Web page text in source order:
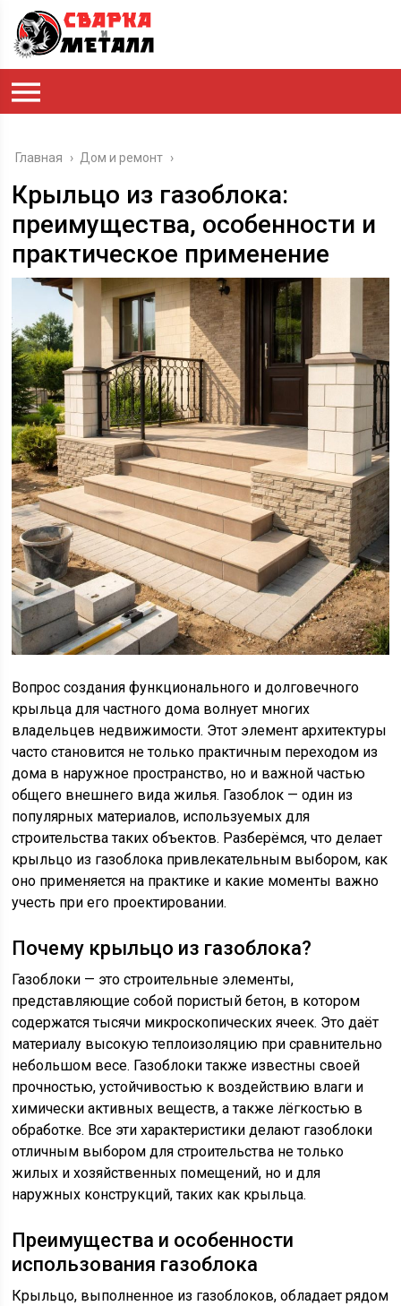
Главная › Дом и ремонт ›
Крыльцо из газоблока:
преимущества, особенности и
практическое применение
Вопрос создания функционального и долговечного
крыльца для частного дома волнует многих
владельцев недвижимости. Этот элемент архитектуры
часто становится не только практичным переходом из
дома в наружное пространство, но и важной частью
общего внешнего вида жилья. Газоблок — один из
популярных материалов, используемых для
строительства таких объектов. Разберёмся, что делает
крыльцо из газоблока привлекательным выбором, как
оно применяется на практике и какие моменты важно
учесть при его проектировании.
Почему крыльцо из газоблока?
Газоблоки — это строительные элементы,
представляющие собой пористый бетон, в котором
содержатся тысячи микроскопических ячеек. Это даёт
материалу высокую теплоизоляцию при сравнительно
небольшом весе. Газоблоки также известны своей
прочностью, устойчивостью к воздействию влаги и
химически активных веществ, а также лёгкостью в
обработке. Все эти характеристики делают газоблоки
отличным выбором для строительства не только
жилых и хозяйственных помещений, но и для
наружных конструкций, таких как крыльца.
Преимущества и особенности
использования газоблока
Крыльцо, выполненное из газоблоков, обладает рядом